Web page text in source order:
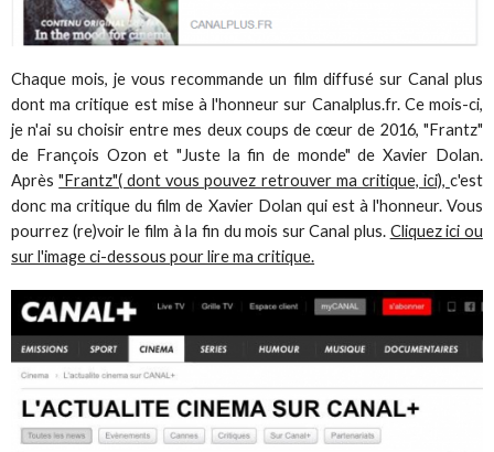
Chaque mois, je vous recommande un film diffusé sur Canal plus
dont ma critique est mise à l'honneur sur Canalplus.fr. Ce mois-ci,
je n'ai su choisir entre mes deux coups de cœur de 2016, "Frantz"
de François Ozon et "Juste la fin de monde" de Xavier Dolan.
Après"Frantz"( dont vous pouvez retrouver ma critique, ici), c'est
donc ma critique du film de Xavier Dolan qui est à l'honneur. Vous
pourrez (re)voir le film à la fin du mois sur Canal plus. Cliquez ici ou
sur l'image ci-dessous pour lire ma critique.